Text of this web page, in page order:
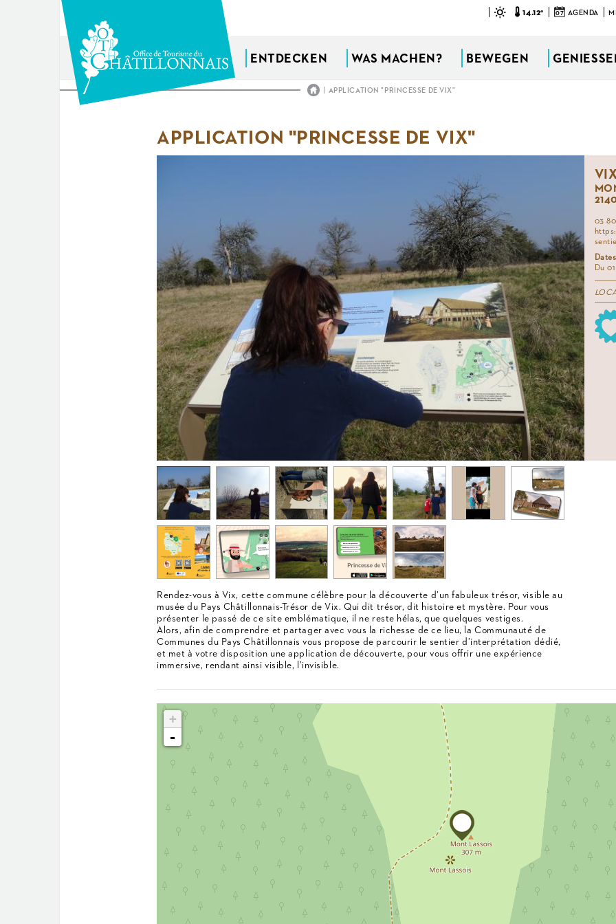
14.12° 07 AGENDA
ENTDECKEN WAS MACHEN? BEWEGEN GENIESSEN
Sie
| APPLICATION "PRINCESSE DE VIX"
APPLICATION "PRINCESSE DE VIX"
03 80
Du
Rendez-vous à Vix, cette commune célèbre pour la découverte d’un fabuleux trésor, visible au
musée du Pays Châtillonnais-Trésor de Vix. Qui dit trésor, dit histoire et mystère. Pour vous
présenter le passé de ce site emblématique, il ne reste hélas, que quelques vestiges.
Alors, afin de comprendre et partager avec vous la richesse de ce lieu, la Communauté de
Communes du Pays Châtillonnais vous propose de parcourir le sentier d’interprétation dédié,
et met à votre disposition une application de découverte, pour vous offrir une expérience
immersive, rendant ainsi visible, l’invisible.
+
-